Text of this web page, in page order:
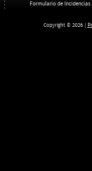
Formulario de Incidencias
Copyright © 2026 |